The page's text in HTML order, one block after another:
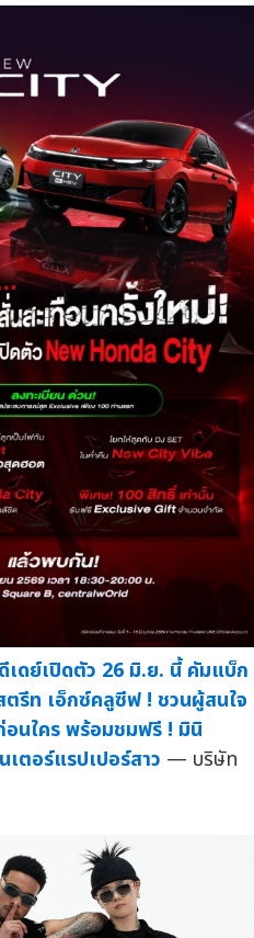
ดย์เปิดตัว 26 มิ.ย. นี้ คัมแบ็ก
รีท เอ็กซ์คลูซีฟ ! ชวนผู้สนใจ
นใคร พร้อมชมฟรี ! มินิ
เตอร์แรปเปอร์สาว — บริษัท